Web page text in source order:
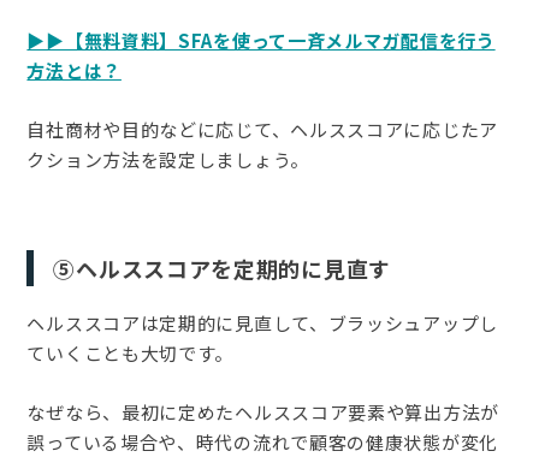
▶▶【無料資料】SFAを使って一斉メルマガ配信を行う
方法とは？
自社商材や目的などに応じて、ヘルススコアに応じたア
クション方法を設定しましょう。
⑤ヘルススコアを定期的に見直す
ヘルススコアは定期的に見直して、ブラッシュアップし
ていくことも大切です。
なぜなら、最初に定めたヘルススコア要素や算出方法が
誤っている場合や、時代の流れで顧客の健康状態が変化